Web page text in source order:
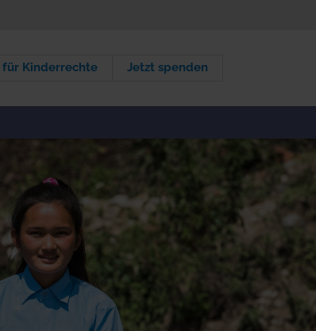
für Kinderrechte Jetzt spenden